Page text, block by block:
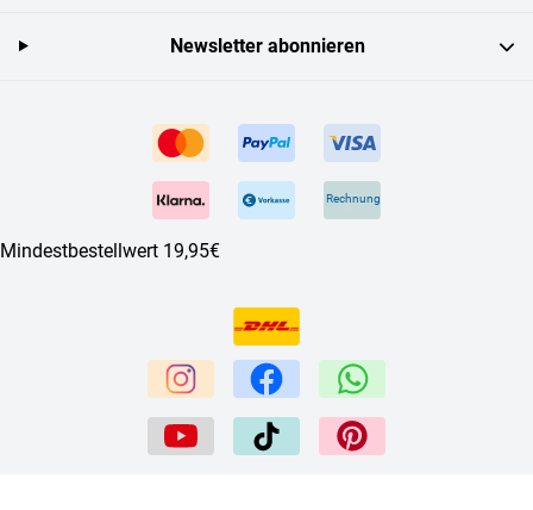
Rechnung
Mindestbestellwert 19,95€
Newsletter abonnieren